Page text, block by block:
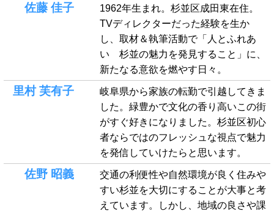
佐藤 佳子
1962年生まれ。杉並区成田東在住。
TVディレクターだった経験を生か
し、取材＆執筆活動で「人とふれあ
い 杉並の魅力を発見すること」に、
新たなる意欲を燃やす日々。
里村 芙有子
岐阜県から家族の転勤で引越してきま
した。緑豊かで文化の香り高いこの街
がすぐ好きになりました。杉並区初心
者ならではのフレッシュな視点で魅力
を発信していけたらと思います。
佐野 昭義
交通の利便性や自然環境が良く住みや
すい杉並を大切にすることが大事と考
えています。しかし、地域の良さや課